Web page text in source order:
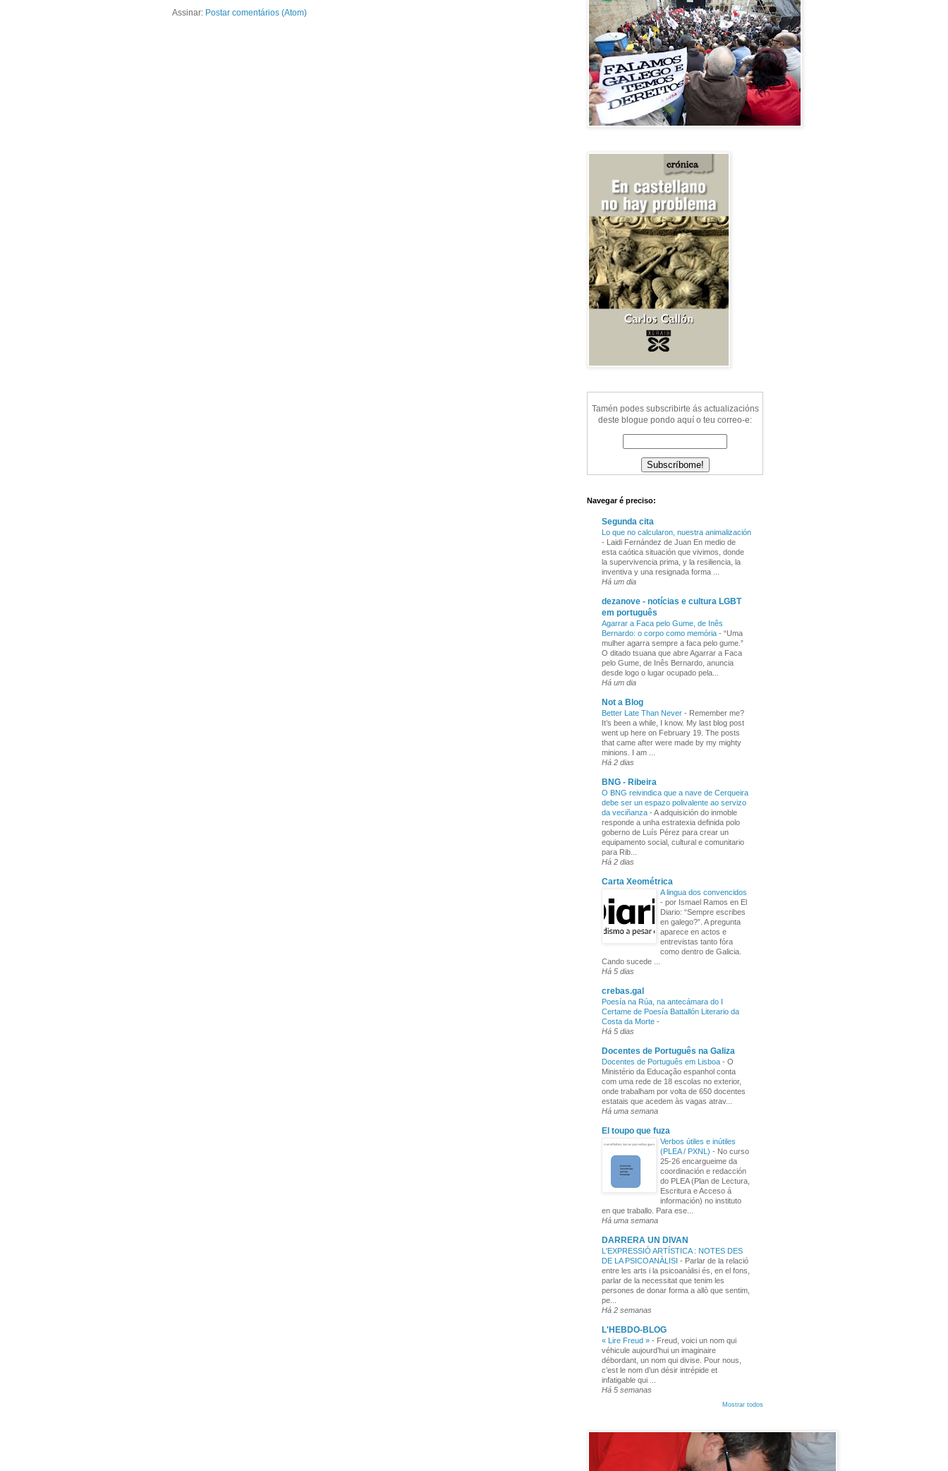
Assinar: Postar comentários (Atom)
Tamén podes subscribirte ás actualizacións
deste blogue pondo aquí o teu correo-e:
Navegar é preciso:
Segunda cita
Lo que no calcularon, nuestra animalización
- Laidi Fernández de Juan En medio de
esta caótica situación que vivimos, donde
la supervivencia prima, y la resiliencia, la
inventiva y una resignada forma ...
Há um dia
dezanove - notícias e cultura LGBT
em português
Agarrar a Faca pelo Gume, de Inês
Bernardo: o corpo como memória - “Uma
mulher agarra sempre a faca pelo gume.”
O ditado tsuana que abre Agarrar a Faca
pelo Gume, de Inês Bernardo, anuncia
desde logo o lugar ocupado pela...
Há um dia
Not a Blog
Better Late Than Never - Remember me?
It’s been a while, I know. My last blog post
went up here on February 19. The posts
that came after were made by my mighty
minions. I am ...
Há 2 dias
BNG - Ribeira
O BNG reivindica que a nave de Cerqueira
debe ser un espazo polivalente ao servizo
da veciñanza - A adquisición do inmoble
responde a unha estratexia definida polo
goberno de Luís Pérez para crear un
equipamento social, cultural e comunitario
para Rib...
Há 2 dias
Carta Xeométrica
A lingua dos convencidos
- por Ismael Ramos en El
Diario: “Sempre escribes
en galego?”. A pregunta
aparece en actos e
entrevistas tanto fóra
como dentro de Galicia.
Cando sucede ...
Há 5 dias
crebas.gal
Poesía na Rúa, na antecámara do I
Certame de Poesía Battallón Literario da
Costa da Morte -
Há 5 dias
Docentes de Português na Galiza
Docentes de Português em Lisboa - O
Ministério da Educação espanhol conta
com uma rede de 18 escolas no exterior,
onde trabalham por volta de 650 docentes
estatais que acedem às vagas atrav...
Há uma semana
El toupo que fuza
Verbos útiles e inútiles
(PLEA / PXNL) - No curso
25-26 encargueime da
coordinación e redacción
do PLEA (Plan de Lectura,
Escritura e Acceso á
información) no instituto
en que traballo. Para ese...
Há uma semana
DARRERA UN DIVAN
L'EXPRESSIÓ ARTÍSTICA : NOTES DES
DE LA PSICOANÀLISI - Parlar de la relació
entre les arts i la psicoanàlisi és, en el fons,
parlar de la necessitat que tenim les
persones de donar forma a allò que sentim,
pe...
Há 2 semanas
L'HEBDO-BLOG
« Lire Freud » - Freud, voici un nom qui
véhicule aujourd’hui un imaginaire
débordant, un nom qui divise. Pour nous,
c’est le nom d’un désir intrépide et
infatigable qui ...
Há 5 semanas
Mostrar todos